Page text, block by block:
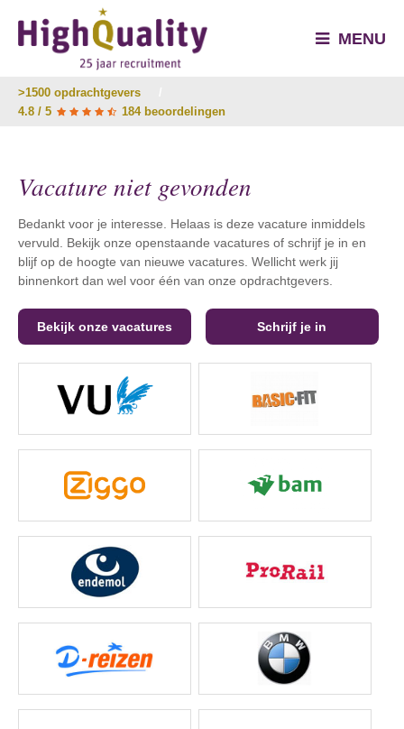
MENU
>1500 opdrachtgevers
4.8 / 5
184 beoordelingen
Vacature niet gevonden
Bedankt voor je interesse. Helaas is deze vacature inmiddels
vervuld. Bekijk onze openstaande vacatures of schrijf je in en
blijf op de hoogte van nieuwe vacatures. Wellicht werk jij
binnenkort dan wel voor één van onze opdrachtgevers.
Bekijk onze vacatures Schrijf je in